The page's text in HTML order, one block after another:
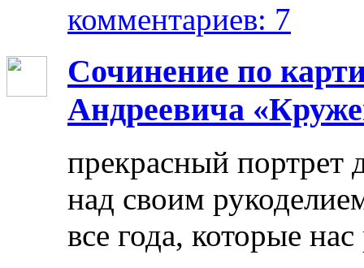
комментариев: 7
Сочинение по
Андреевича
прекрасный портрет
над своим
все года, которые